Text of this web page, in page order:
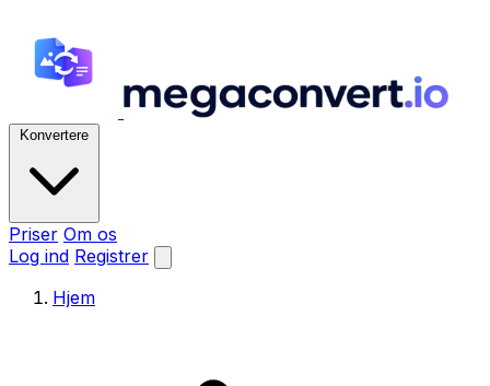
Konvertere
Priser Om os
Log ind Registrer
Hjem